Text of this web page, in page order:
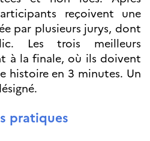
reçoivent une
par plusieurs jurys, dont
Les trois meilleurs
à la finale, où ils doivent
histoire en 3 minutes. Un
pratiques